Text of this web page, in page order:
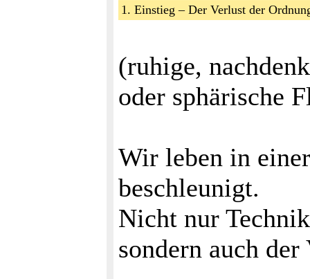
1. Einstieg – Der Verlust der
(ruhige,
oder sphärische
Wir leben in
beschleunigt.
Nicht nur
sondern auch